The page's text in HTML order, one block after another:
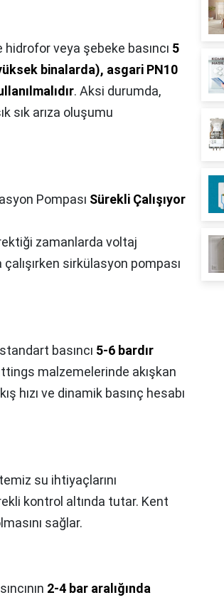
hidrofor veya şebeke basıncı 5
binalarda), asgari PN10
. Aksi durumda,
sık arıza oluşumu
Pompası Sürekli Çalışıyor
zamanlarda voltaj
sirkülasyon pompası
basıncı 5-6 bardır
malzemelerinde akışkan
hızı ve dinamik basınç hesabı
su ihtiyaçlarını
kontrol altında tutar. Kent
sağlar.
2-4 bar aralığında